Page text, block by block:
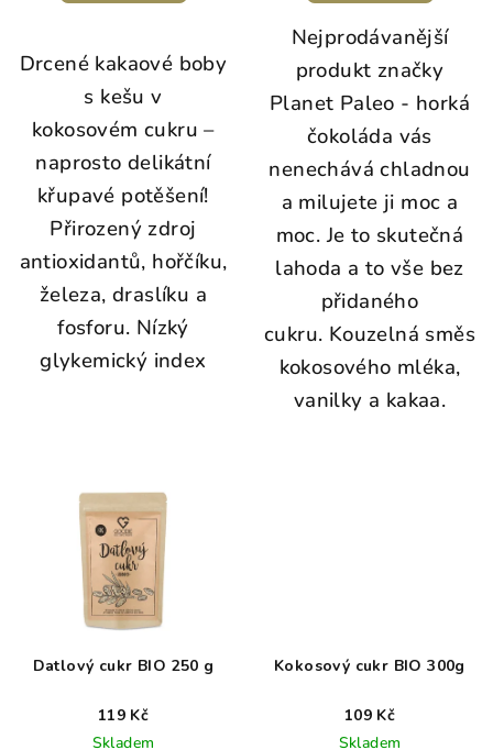
Drcené kakaové boby
s kešu v
kokosovém cukru –
naprosto delikátní
křupavé potěšení!
Přirozený zdroj
antioxidantů, hořčíku,
železa, draslíku a
fosforu. Nízký
glykemický index
z
hvězdiček.
Nejprodávanější
produkt značky
Planet Paleo - horká
čokoláda vás
nenechává chladnou
a milujete ji moc a
moc. Je to skutečná
lahoda a to vše bez
přidaného
cukru. Kouzelná směs
kokosového mléka,
vanilky a kakaa.
Datlový cukr BIO 250 g
119 Kč
Skladem
Kokosový cukr BIO 300g
109 Kč
Skladem